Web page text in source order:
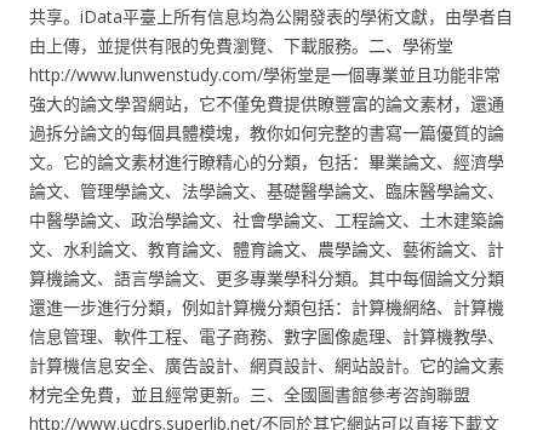
共享。iData平臺上所有信息均為公開發表的學術文獻，由學者自
由上傳，並提供有限的免費瀏覽、下載服務。二、學術堂
http://www.lunwenstudy.com/學術堂是一個專業並且功能非常
強大的論文學習網站，它不僅免費提供瞭豐富的論文素材，還通
過拆分論文的每個具體模塊，教你如何完整的書寫一篇優質的論
文。它的論文素材進行瞭精心的分類，包括：畢業論文、經濟學
論文、管理學論文、法學論文、基礎醫學論文、臨床醫學論文、
中醫學論文、政治學論文、社會學論文、工程論文、土木建築論
文、水利論文、教育論文、體育論文、農學論文、藝術論文、計
算機論文、語言學論文、更多專業學科分類。其中每個論文分類
還進一步進行分類，例如計算機分類包括：計算機網絡、計算機
信息管理、軟件工程、電子商務、數字圖像處理、計算機教學、
計算機信息安全、廣告設計、網頁設計、網站設計。它的論文素
材完全免費，並且經常更新。三、全國圖書館參考咨詢聯盟
http://www.ucdrs.superlib.net/不同於其它網站可以直接下載文